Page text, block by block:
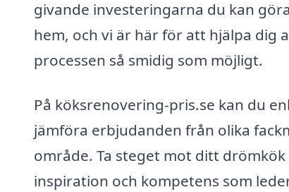
givande investeringarna du kan
hem, och vi är här för att hjälpa dig
processen så smidig som möjligt.
På köksrenovering-pris.se kan du
jämföra erbjudanden från olika
område. Ta steget mot ditt drömkök
inspiration och kompetens som